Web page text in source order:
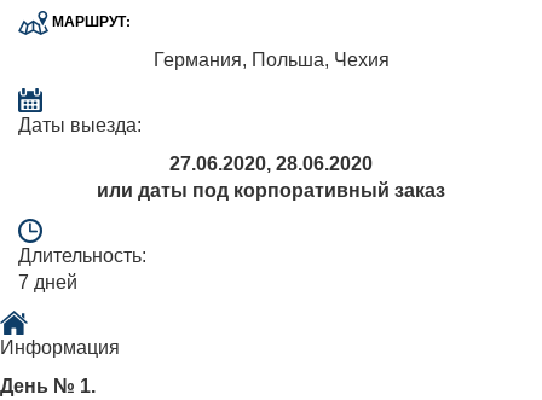
МАРШРУТ:
Германия, Польша, Чехия
Даты выезда:
27.06.2020, 28.06.2020
или даты под корпоративный заказ
Длительность:
7 дней
Информация
День № 1.